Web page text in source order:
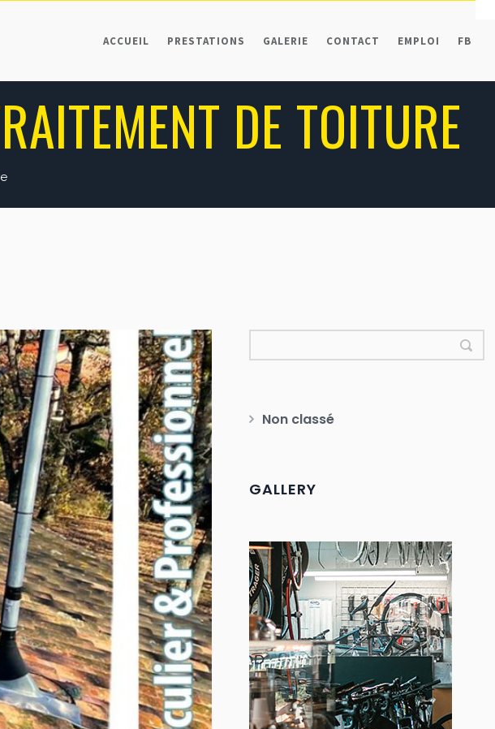
ACCUEIL PRESTATIONS GALERIE CONTACT EMPLOI FB
DE TOITURE
Non classé
GALLERY